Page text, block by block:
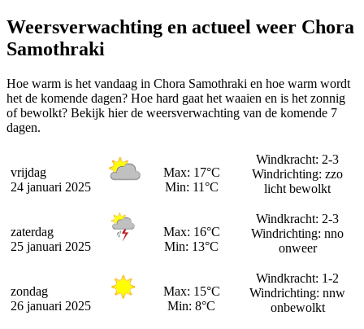
Weersverwachting en actueel weer Chora
Samothraki
Hoe warm is het vandaag in Chora Samothraki en hoe warm wordt
het de komende dagen? Hoe hard gaat het waaien en is het zonnig
of bewolkt? Bekijk hier de weersverwachting van de komende 7
dagen.
vrijdag
24 januari 2025
Max: 17°C
Min: 11°C
Windkracht: 2-3
Windrichting: zzo
licht bewolkt
zaterdag
25 januari 2025
Max: 16°C
Min: 13°C
Windkracht: 2-3
Windrichting: nno
onweer
zondag
26 januari 2025
Max: 15°C
Min: 8°C
Windkracht: 1-2
Windrichting: nnw
onbewolkt